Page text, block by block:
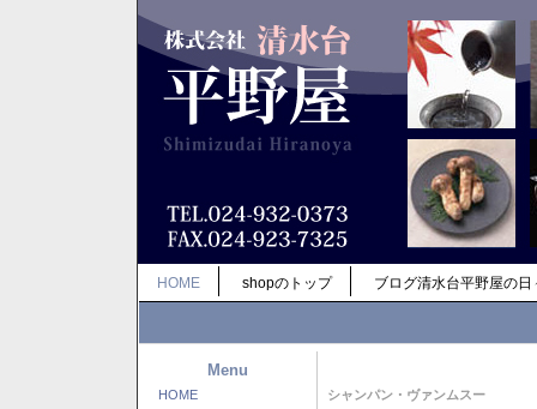
HOME shopのトップ ブログ清水台平野屋の日
Menu
HOME シャンパン・ヴァンムスー